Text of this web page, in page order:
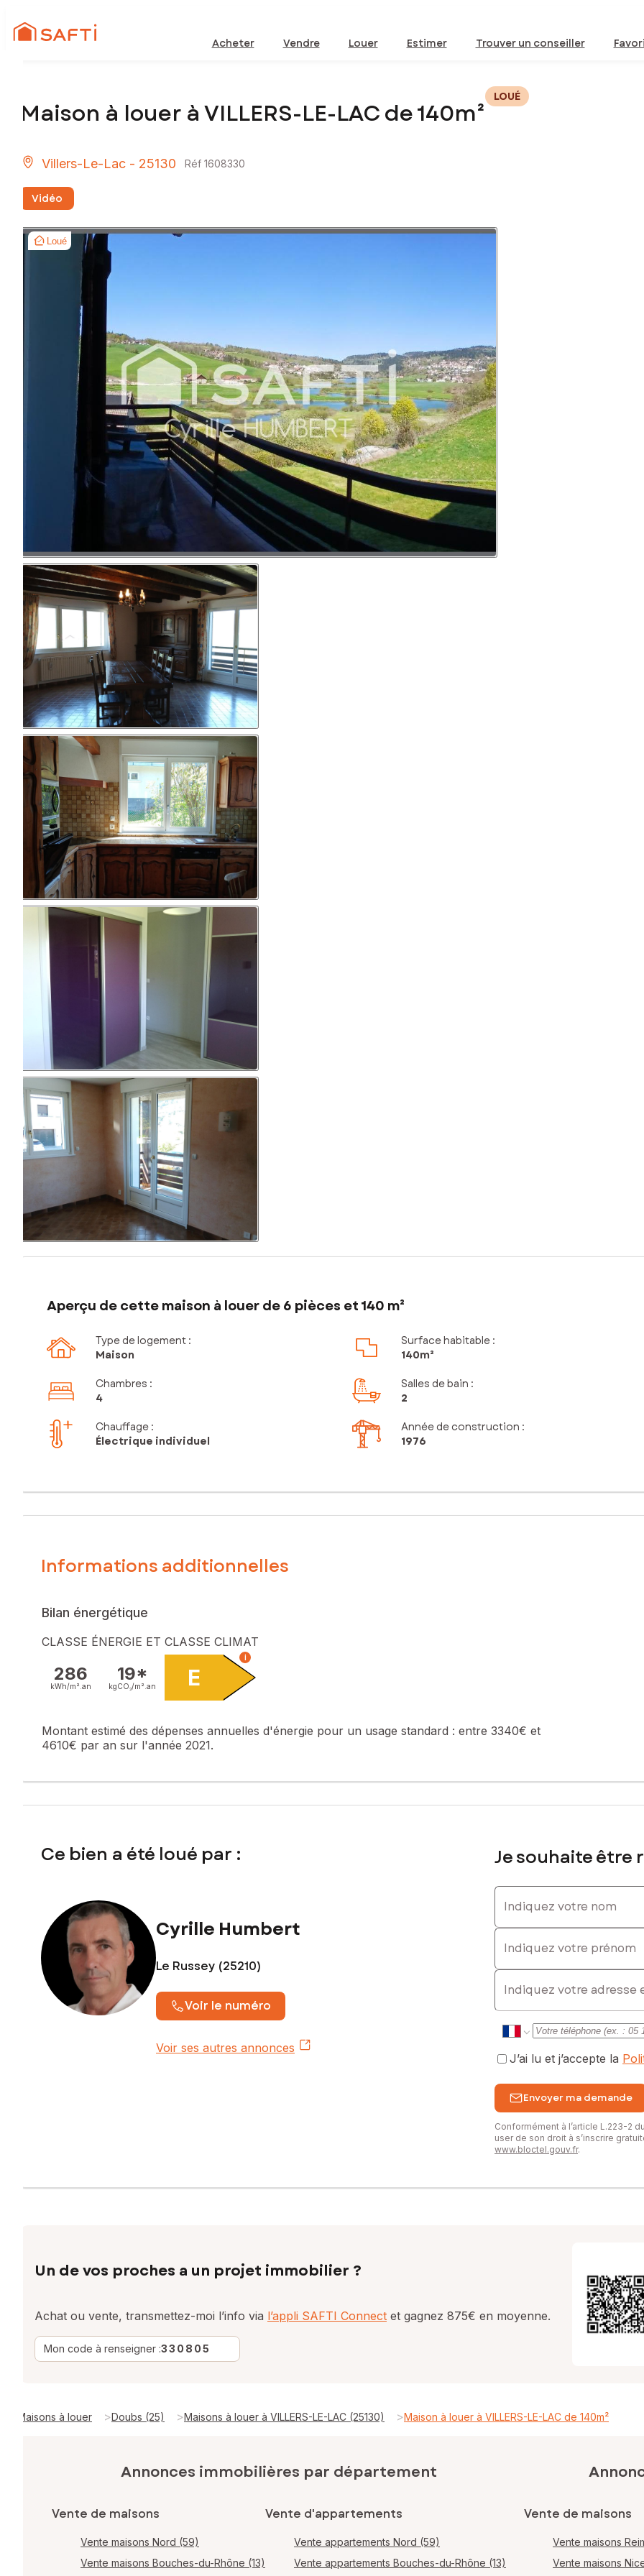
Acheter Vendre Louer Estimer Trouver un conseiller
Maison à louer à VILLERS-LE-LAC de 140m²
LOUÉ
Villers-Le-Lac - 25130 Réf 1608330
Vidéo
Loué
Aperçu de cette maison à louer de 6 pièces et 140 m²
Type de logement :
Maison
Surface habitable :
140m²
Chambres :
4
Salles de bain :
2
Chauffage :
Électrique individuel
Année de construction :
1976
Informations additionnelles
Bilan énergétique
CLASSE ÉNERGIE ET CLASSE CLIMAT
286
kWh/m². an
19*
kgCO₂/m². an E
i
Montant estimé des dépenses annuelles d'énergie pour un usage standard : entre 3340€ et
4610€ par an sur l'année 2021.
Ce bien a été loué par :
Cyrille Humbert
Le Russey (25210)
Voir le numéro
Voir ses autres annonces
Je souhaite être
Indiquez votre nom
Indiquez votre prénom
E-mail
J’ai lu et j’accepte la
Envoyer ma demande
Conformément à l’article L.223-2
user de son droit à s’inscrire
www.bloctel.gouv.fr.
Un de vos proches a un projet immobilier ?
Achat ou vente, transmettez-moi l’info via l’appli SAFTI Connect et gagnez 875€ en moyenne.
Mon code à renseigner :330805
Maisons à louer >Doubs (25) >Maisons à louer à VILLERS-LE-LAC (25130) >Maison à louer à VILLERS-LE-LAC de 140m²
Annonces immobilières par département
Vente de maisons
Vente maisons Nord (59)
Vente maisons Bouches-du-Rhône (13)
Vente d'appartements
Vente appartements Nord (59)
Vente appartements Bouches-du-Rhône (13)
Vente de maisons
Vente maisons
Vente maisons